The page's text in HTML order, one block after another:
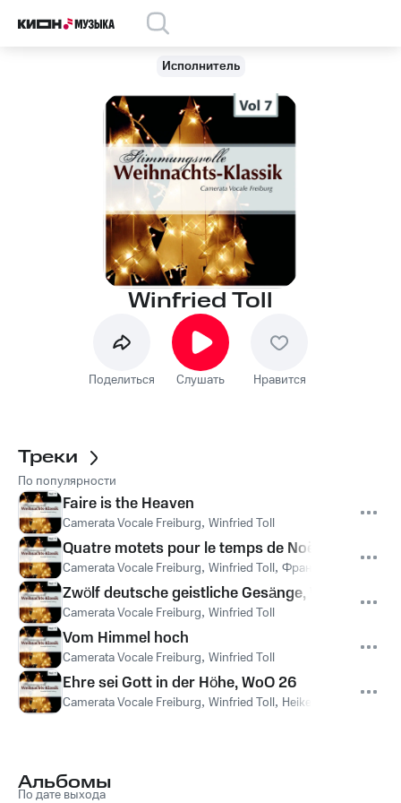
Исполнитель
Winfried Toll
Поделиться Слушать Нравится
Треки
По популярности
Faire is the Heaven
Camerata Vocale Freiburg, Winfried Toll
Quatre motets pour le temps de Noël, Op. 152:
Camerata Vocale Freiburg, Winfried Toll, Франсис Пуленк
Zwölf deutsche geistliche Gesänge, WoO: III. In
Camerata Vocale Freiburg, Winfried Toll
Vom Himmel hoch
Camerata Vocale Freiburg, Winfried Toll
Ehre sei Gott in der Höhe, WoO 26
Camerata Vocale Freiburg, Winfried Toll, Heike Heilmann
Альбомы
По дате выхода